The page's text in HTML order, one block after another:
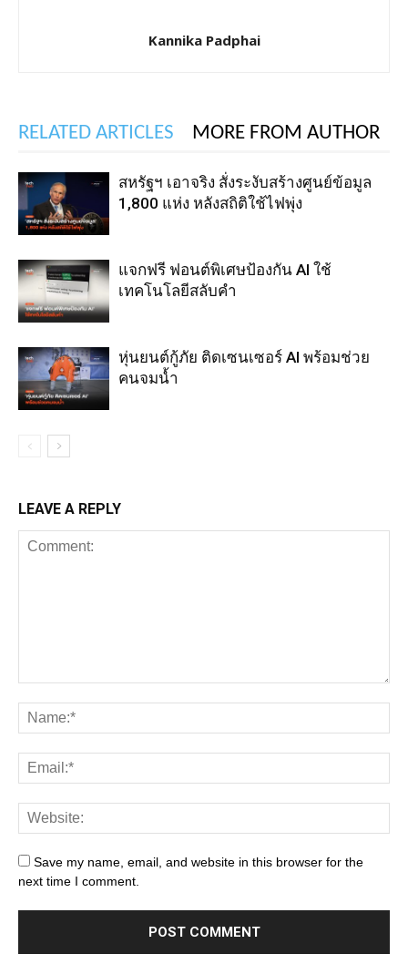
Kannika Padphai
RELATED ARTICLES MORE FROM AUTHOR
สหรัฐฯ เอาจริง สั่งระงับสร้างศูนย์ข้อมูล
1,800 แห่ง หลังสถิติใช้ไฟพุ่ง
แจกฟรี ฟอนต์พิเศษป้องกัน AI ใช้
เทคโนโลยีสลับคำ
หุ่นยนต์กู้ภัย ติดเซนเซอร์ AI พร้อมช่วย
คนจมน้ำ
LEAVE A REPLY
Save my name, email, and website in this browser for the
next time I comment.